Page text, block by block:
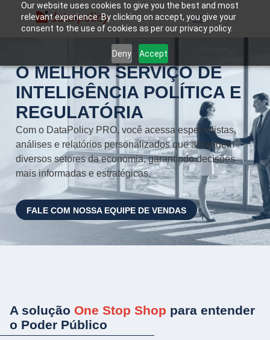
Our website uses cookies to give you the best and most
relevant experience. By clicking on accept, you give your
consent to the use of cookies as per our privacy policy.
Deny Accept
O MELHOR SERVIÇO DE
INTELIGÊNCIA POLÍTICA E
REGULATÓRIA
Com o DataPolicy PRO, você acessa especialistas,
análises e relatórios personalizados que abrangem
diversos setores da economia, garantindo decisões
mais informadas e estratégicas.
FALE COM NOSSA EQUIPE DE VENDAS
A solução One Stop Shop para entender
o Poder Público